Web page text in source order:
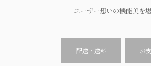
ユーザー想いの機能美を
配送・送料 お